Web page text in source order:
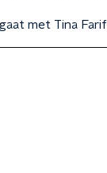
met Tina